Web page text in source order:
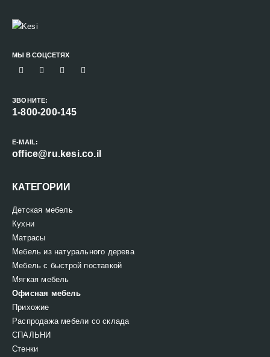
МЫ В СОЦСЕТЯХ
ЗВОНИТЕ:
1-800-200-145
E-MAIL:
office@ru.kesi.co.il
КАТЕГОРИИ
Детская мебель
Кухни
Матрасы
Мебель из натурального дерева
Мебель с быстрой поставкой
Мягкая мебель
Офисная мебель
Прихожие
Распродажа мебели со склада
СПАЛЬНИ
Стенки